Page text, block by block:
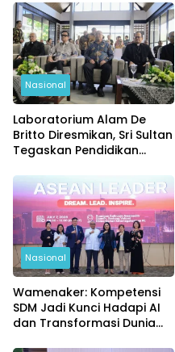
Nasional
Laboratorium Alam De
Britto Diresmikan, Sri Sultan
Tegaskan Pendidikan
Karakter
Nasional
Wamenaker: Kompetensi
SDM Jadi Kunci Hadapi AI
dan Transformasi Dunia